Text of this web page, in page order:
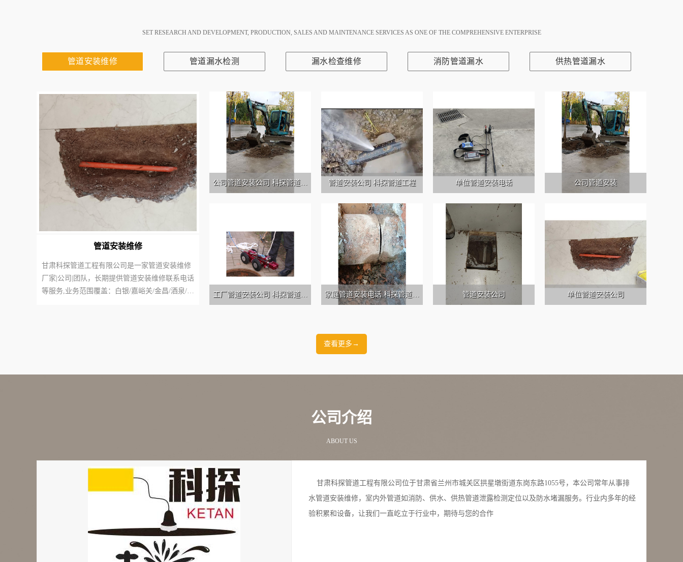
SET RESEARCH AND DEVELOPMENT, PRODUCTION, SALES AND MAINTENANCE SERVICES AS ONE OF THE COMPREHENSIVE ENTERPRISE
管道安装维修 管道漏水检测 漏水检查维修 消防管道漏水 供热管道漏水
管道安装维修
甘肃科探管道工程有限公司是一家管道安装维修
厂家|公司|团队，长期提供管道安装维修联系电话
等服务,业务范围覆盖：白银/嘉峪关/金昌/酒泉/兰
公司管道安装公司 科探管道工 管道安装公司 科探管道工程 单位管道安装电话 公司管道安装
工厂管道安装公司 科探管道工 家庭管道安装电话 科探管道工 管道安装公司 单位管道安装公司
查看更多→
公司介绍
ABOUT US
甘肃科探管道工程有限公司位于甘肃省兰州市城关区拱星墩街道东岗东路1055号，本公司常年从事排
水管道安装维修，室内外管道如消防、供水、供热管道泄露检测定位以及防水堵漏服务。行业内多年的经
验积累和设备，让我们一直屹立于行业中，期待与您的合作